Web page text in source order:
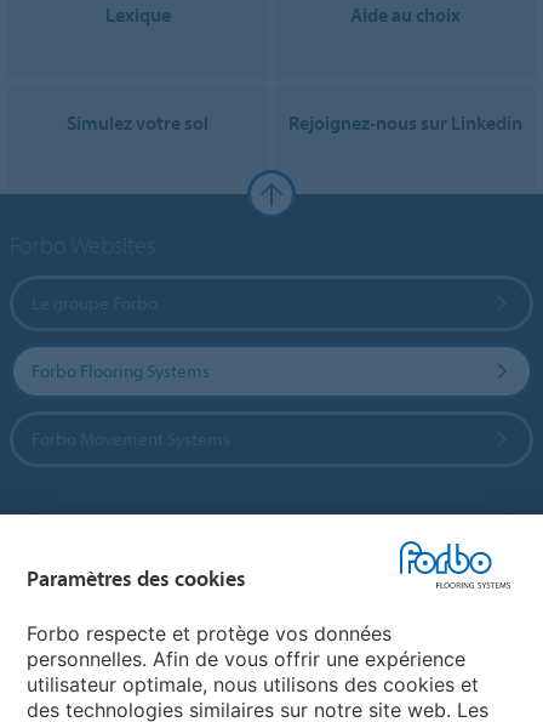
Lexique Aide au choix
Simulez votre sol Rejoignez-nous sur Linkedin
Forbo Flooring Systems
My Forbo
Paramètres des cookies
Forbo respecte et protège vos données
personnelles. Afin de vous offrir une expérience
utilisateur optimale, nous utilisons des cookies et
des technologies similaires sur notre site web. Les